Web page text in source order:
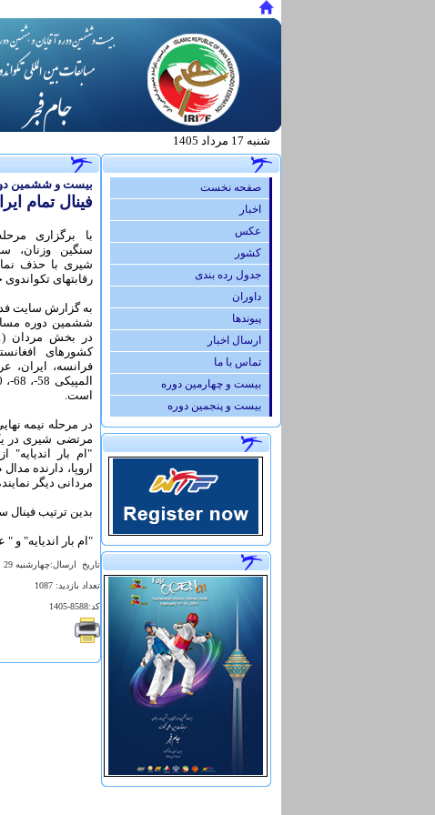
شنبه 17 مرداد 1405
.
بیست و ششمین
فینال تمام
با برگزاری
سنگین وزنان،
شیری با حذف
رقابتهای
به گزارش سایت
ششمین دوره
کشورهای
است.
در مرحله نیمه
مرتضی شیری در
"ام بار اندیایه"
مردانی دیگر نماینده فرانسه یعنی
بدین ترتیب فینال
"ام بار اندیایه"
تاريخ ارسال:چهارشنبه 29 بهمن 1393 - 16:38
تعداد بازديد: 1087
کد:8588-1405
صفحه نخست
اخبار
عكس
كشور
جدول رده بندی
داوران
پيوندها
ارسال اخبار
تماس با ما
بیست و چهارمین دوره
بیست و پنجمین دوره